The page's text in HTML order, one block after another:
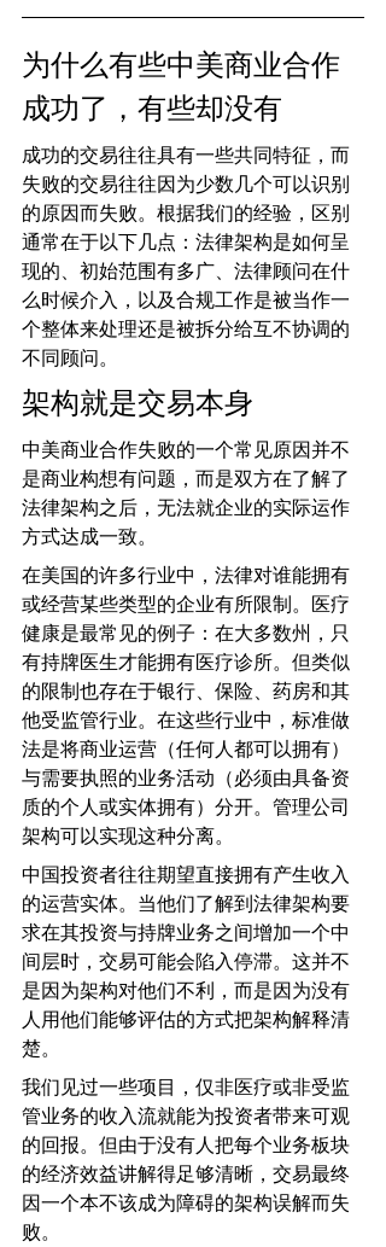
为什么有些中美商业合作
成功了，有些却没有
成功的交易往往具有一些共同特征，而
失败的交易往往因为少数几个可以识别
的原因而失败。根据我们的经验，区别
通常在于以下几点：法律架构是如何呈
现的、初始范围有多广、法律顾问在什
么时候介入，以及合规工作是被当作一
个整体来处理还是被拆分给互不协调的
不同顾问。
架构就是交易本身
中美商业合作失败的一个常见原因并不
是商业构想有问题，而是双方在了解了
法律架构之后，无法就企业的实际运作
方式达成一致。
在美国的许多行业中，法律对谁能拥有
或经营某些类型的企业有所限制。医疗
健康是最常见的例子：在大多数州，只
有持牌医生才能拥有医疗诊所。但类似
的限制也存在于银行、保险、药房和其
他受监管行业。在这些行业中，标准做
法是将商业运营（任何人都可以拥有）
与需要执照的业务活动（必须由具备资
质的个人或实体拥有）分开。管理公司
架构可以实现这种分离。
中国投资者往往期望直接拥有产生收入
的运营实体。当他们了解到法律架构要
求在其投资与持牌业务之间增加一个中
间层时，交易可能会陷入停滞。这并不
是因为架构对他们不利，而是因为没有
人用他们能够评估的方式把架构解释清
楚。
我们见过一些项目，仅非医疗或非受监
管业务的收入流就能为投资者带来可观
的回报。但由于没有人把每个业务板块
的经济效益讲解得足够清晰，交易最终
因一个本不该成为障碍的架构误解而失
败。